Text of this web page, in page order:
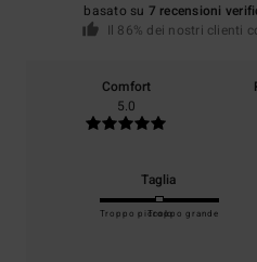
basato su 7 recensioni
Il 86% dei nostri clienti
Comfort
5.0
Taglia
Troppo piccoloTroppo grande